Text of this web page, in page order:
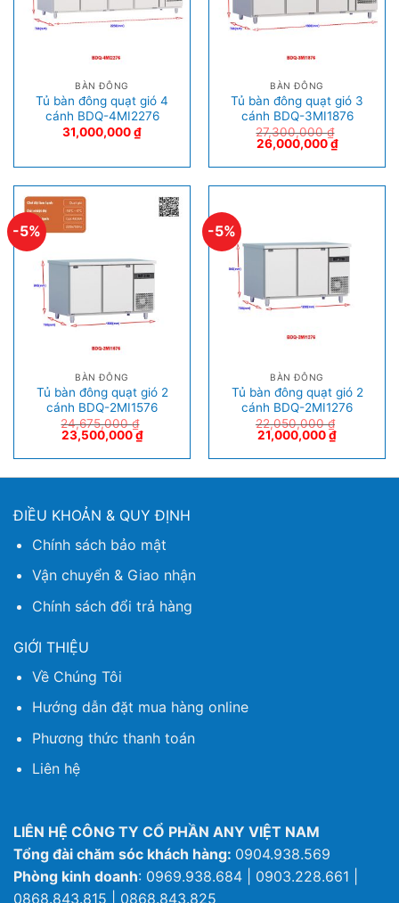
BÀN ĐÔNG
Tủ bàn đông quạt gió 4
cánh BDQ-4MI2276
31,000,000₫
BÀN ĐÔNG
Tủ bàn đông quạt gió 3
cánh BDQ-3MI1876
27,300,000₫
26,000,000₫
-5%
BÀN ĐÔNG
Tủ bàn đông quạt gió 2
cánh BDQ-2MI1576
24,675,000₫
23,500,000₫
-5%
BÀN ĐÔNG
Tủ bàn đông quạt gió 2
cánh BDQ-2MI1276
22,050,000₫
21,000,000₫
ĐIỀU KHOẢN & QUY ĐỊNH
Chính sách bảo mật
Vận chuyển & Giao nhận
Chính sách đổi trả hàng
GIỚI THIỆU
Về Chúng Tôi
Hướng dẫn đặt mua hàng online
Phương thức thanh toán
Liên hệ
LIÊN HỆ CÔNG TY CỔ PHẦN ANY VIỆT NAM
Tổng đài chăm sóc khách hàng: 0904.938.569
Phòng kinh doanh: 0969.938.684 | 0903.228.661 |
0868.843.815 | 0868.843.825